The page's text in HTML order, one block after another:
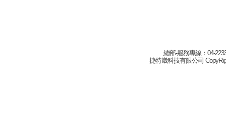
總部-服務專線：04-
捷特崴科技有限公司